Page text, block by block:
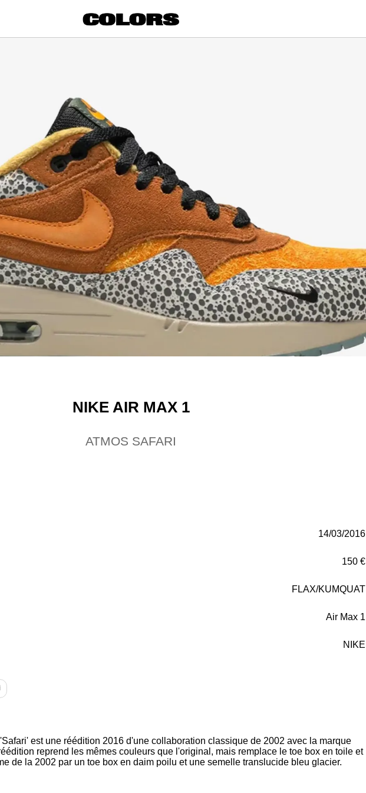
NIKE AIR MAX 1
ATMOS SAFARI
14/03/2016
150 €
FLAX/KUMQUAT
Air Max 1
NIKE
est une réédition 2016 d'une collaboration classique de 2002 avec la marque
reprend les mêmes couleurs que l'original, mais remplace le toe box en toile et
de la 2002 par un toe box en daim poilu et une semelle translucide bleu glacier.